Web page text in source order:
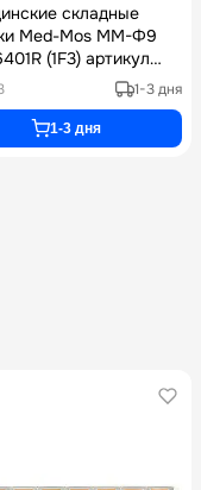
складные
Med-Mos ММ-Ф9
(1F3) артикул
(СП-18) из
сплава с
и сумкой-чехлом
1-3 дня
1-3 дня